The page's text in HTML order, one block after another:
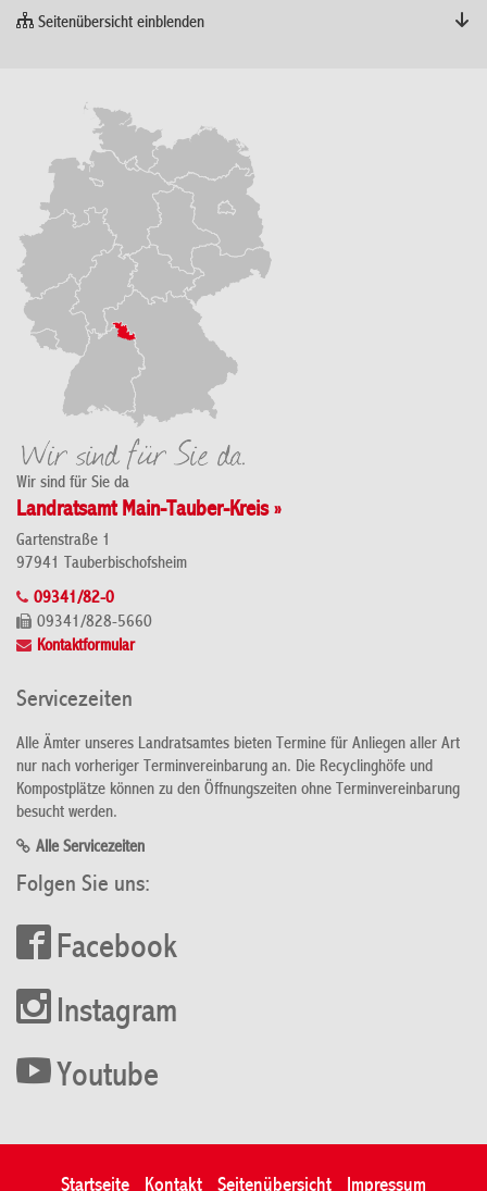
Seitenübersicht einblenden
Wir sind für Sie da
Landratsamt Main-Tauber-Kreis »
Gartenstraße 1
97941 Tauberbischofsheim
09341/82-0
09341/828-5660
Kontaktformular
Servicezeiten
Alle Ämter unseres Landratsamtes bieten Termine für Anliegen aller Art
nur nach vorheriger Terminvereinbarung an. Die Recyclinghöfe und
Kompostplätze können zu den Öffnungszeiten ohne Terminvereinbarung
besucht werden.
Alle Servicezeiten
Folgen Sie uns:
Facebook
Instagram
Youtube
Startseite Kontakt Seitenübersicht Impressum